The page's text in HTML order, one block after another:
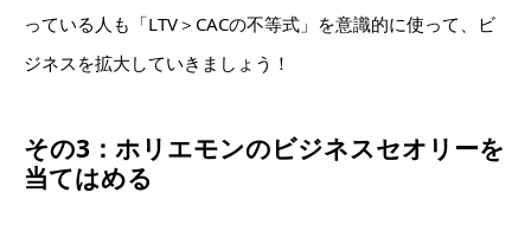
っている人も「LTV＞CACの不等式」を意識的に使って、ビ
ジネスを拡大していきましょう！
その3： ホリエモンのビジネスセオリーを
当てはめる